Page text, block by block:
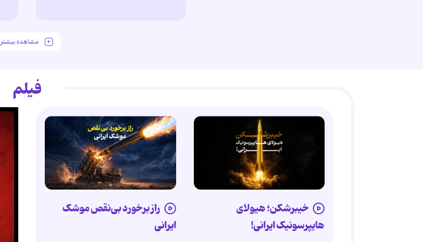
مشاهده بیشتر
فیلم
خیبرشکن؛ هیولای
هایپرسونیک ایرانی!
راز برخورد بی‌نقص موشک
ایرانی